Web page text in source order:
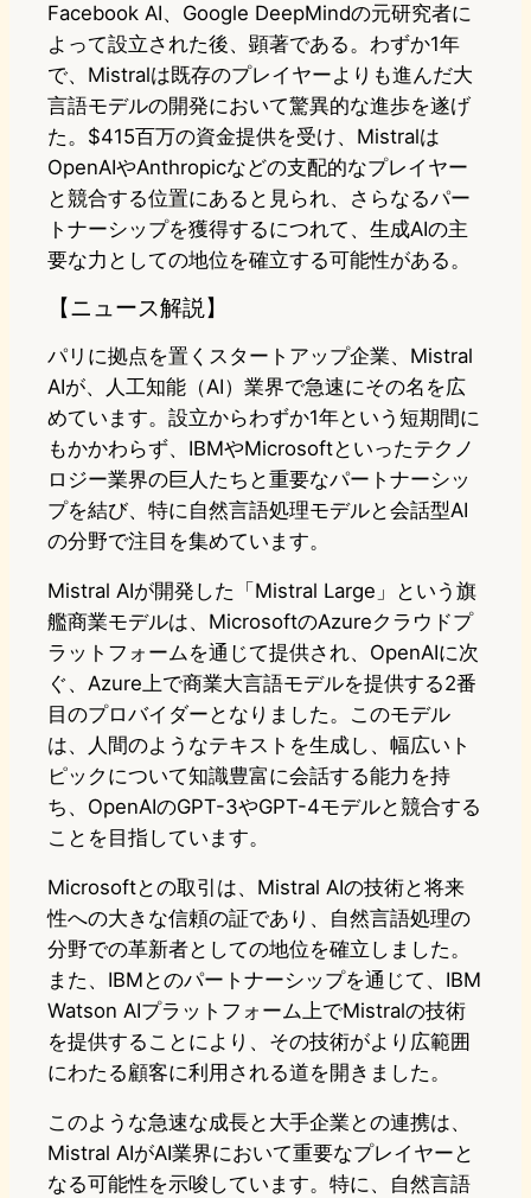
Facebook AI、Google DeepMindの元研究者に
よって設立された後、顕著である。わずか1年
で、Mistralは既存のプレイヤーよりも進んだ大
言語モデルの開発において驚異的な進歩を遂げ
た。$415百万の資金提供を受け、Mistralは
OpenAIやAnthropicなどの支配的なプレイヤー
と競合する位置にあると見られ、さらなるパー
トナーシップを獲得するにつれて、生成AIの主
要な力としての地位を確立する可能性がある。
【ニュース解説】
パリに拠点を置くスタートアップ企業、Mistral
AIが、人工知能（AI）業界で急速にその名を広
めています。設立からわずか1年という短期間に
もかかわらず、IBMやMicrosoftといったテクノ
ロジー業界の巨人たちと重要なパートナーシッ
プを結び、特に自然言語処理モデルと会話型AI
の分野で注目を集めています。
Mistral AIが開発した「Mistral Large」という旗
艦商業モデルは、MicrosoftのAzureクラウドプ
ラットフォームを通じて提供され、OpenAIに次
ぐ、Azure上で商業大言語モデルを提供する2番
目のプロバイダーとなりました。このモデル
は、人間のようなテキストを生成し、幅広いト
ピックについて知識豊富に会話する能力を持
ち、OpenAIのGPT-3やGPT-4モデルと競合する
ことを目指しています。
Microsoftとの取引は、Mistral AIの技術と将来
性への大きな信頼の証であり、自然言語処理の
分野での革新者としての地位を確立しました。
また、IBMとのパートナーシップを通じて、IBM
Watson AIプラットフォーム上でMistralの技術
を提供することにより、その技術がより広範囲
にわたる顧客に利用される道を開きました。
このような急速な成長と大手企業との連携は、
Mistral AIがAI業界において重要なプレイヤーと
なる可能性を示唆しています。特に、自然言語